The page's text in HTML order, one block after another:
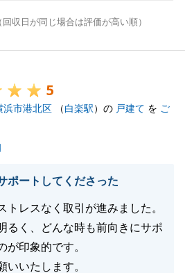
収日が同じ場合は評価が高い順）
5
浜市港北区 （白楽駅）の 戸建て を ご
ポートしてくださった
トレスなく取引が進みました。
るく、どんな時も前向きにサポ
が印象的です。
いいたします。